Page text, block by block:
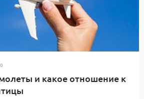
и какое отношение к